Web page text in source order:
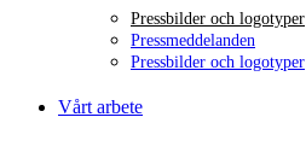
Pressbilder och logotyper
Pressmeddelanden
Pressbilder och logotyper
Vårt arbete